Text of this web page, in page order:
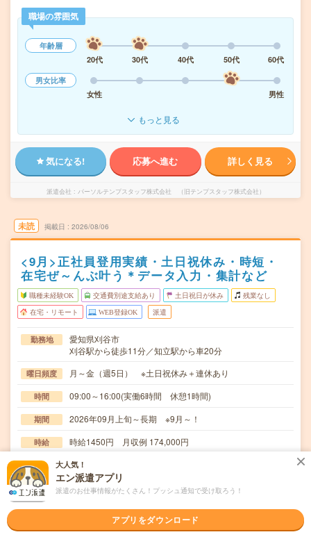
職場の雰囲気
年齢層
20代
30代 40代 50代
60代
男女比率
女性
男性
もっと見る
気になる! 応募へ進む 詳しく見る
派遣会社 パーソルテンプスタッフ株式会社 （旧テンプスタッフ株式会社）
未読 掲載日 2026/08/06
<9月>正社員登用実績・土日祝休み・時短・
在宅ぜ～んぶ叶う＊データ入力・集計など
職種未経験OK 交通費別途支給あり 土日祝日が休み 残業なし
在宅・リモート WEB登録OK 派遣
勤務地
愛知県刈谷市
刈谷駅から徒歩11分／知立駅から車20分
曜日頻度 月～金（週5日） ※土日祝休み＋連休あり
時間 09:00～16:00(実働6時間 休憩1時間)
期間 2026年09月上旬～長期 ※9月～！
時給 時給1450円 月収例 174,000円
全額支給
仕事内容
用）＊会議室スケジュールの展開・会議…
応募資格 職種未経験OK / ブランクOK / パソコンスキル不要 / 英語力
大人気！
エン派遣アプリ
派遣のお仕事情報がたくさん！プッシュ通知で受け取ろう！
アプリをダウンロード